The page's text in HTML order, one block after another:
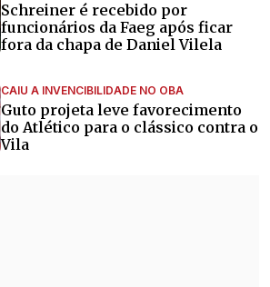
Schreiner é recebido por
funcionários da Faeg após ficar
fora da chapa de Daniel Vilela
CAIU A INVENCIBILIDADE NO OBA
Guto projeta leve favorecimento
do Atlético para o clássico contra o
Vila